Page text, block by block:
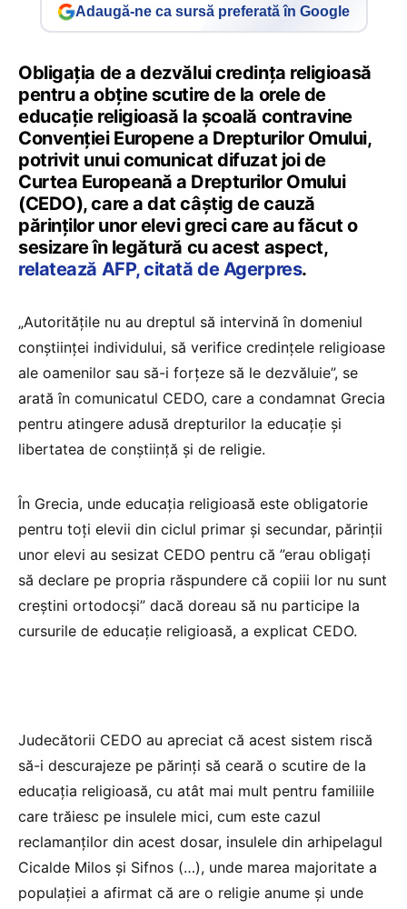
Adaugă-ne ca sursă preferată în Google
Obligaţia de a dezvălui credinţa religioasă
pentru a obţine scutire de la orele de
educaţie religioasă la şcoală contravine
Convenţiei Europene a Drepturilor Omului,
potrivit unui comunicat difuzat joi de
Curtea Europeană a Drepturilor Omului
(CEDO), care a dat câştig de cauză
părinţilor unor elevi greci care au făcut o
sesizare în legătură cu acest aspect,
relatează AFP, citată de Agerpres.
„Autorităţile nu au dreptul să intervină în domeniul
conştiinţei individului, să verifice credinţele religioase
ale oamenilor sau să-i forţeze să le dezvăluie”, se
arată în comunicatul CEDO, care a condamnat Grecia
pentru atingere adusă drepturilor la educaţie şi
libertatea de conştiinţă şi de religie.
În Grecia, unde educaţia religioasă este obligatorie
pentru toţi elevii din ciclul primar şi secundar, părinţii
unor elevi au sesizat CEDO pentru că ”erau obligaţi
să declare pe propria răspundere că copiii lor nu sunt
creştini ortodocşi” dacă doreau să nu participe la
cursurile de educaţie religioasă, a explicat CEDO.
Judecătorii CEDO au apreciat că acest sistem riscă
să-i descurajeze pe părinţi să ceară o scutire de la
educaţia religioasă, cu atât mai mult pentru familiile
care trăiesc pe insulele mici, cum este cazul
reclamanţilor din acest dosar, insulele din arhipelagul
Cicalde Milos şi Sifnos (…), unde marea majoritate a
populaţiei a afirmat că are o religie anume şi unde